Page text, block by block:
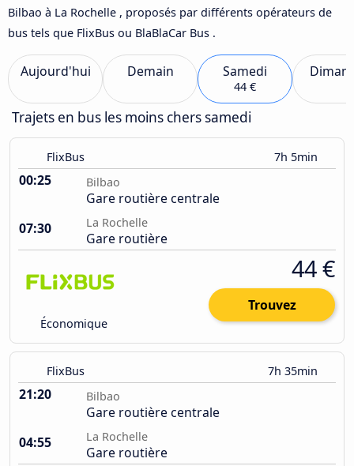
Bilbao à La Rochelle , proposés par différents opérateurs de
bus tels que FlixBus ou BlaBlaCar Bus .
Aujourd'hui Demain Samedi
44 €
Trajets en bus les moins chers samedi
FlixBus 7h 5min
00:25 Bilbao
Gare routière centrale
07:30
La Rochelle
Gare routière
Économique
44 €
Trouvez
FlixBus 7h 35min
21:20 Bilbao
Gare routière centrale
04:55
La Rochelle
Gare routière